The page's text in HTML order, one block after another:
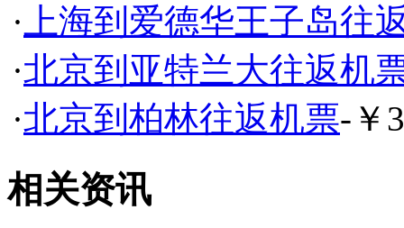
· 上海到爱德华王子岛往
·北京到亚特兰大往返机
·北京到柏林往返机票-￥
相关资讯